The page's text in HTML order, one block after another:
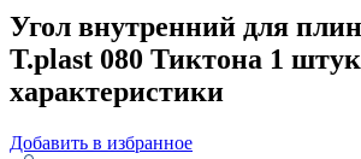
Угол внутренний для
T.рlast 080 Тиктона 1
характеристики
Добавить в избранное